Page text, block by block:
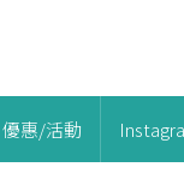
優惠/活動